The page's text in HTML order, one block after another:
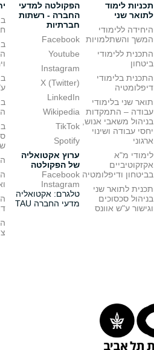
תכניות לימוד
לתואר שני
היחידה ללימודי
המשך והשתלמויות
התכנית ללימודי
ביטחון
התכנית בלימודי
דיפלומטיה
תואר שני בלימודי
עבודה – התמקדות
בניהול משאבי אנוש,
יחסי עבודה ושינוי
ארגוני
לימודי מ"א
אקזקוטיביים
בביטחון ודיפלומטיה
תכנית לתואר שני
בניהול סכסוכים
וגישור ע"ש אוונס
הפקולטה למדעי
החברה - רשתות
חברתיות
Facebook
Youtube
Instagram
X (Twitter)
LinkedIn
Wikipedia
TikTok
Spotify
ערוץ אקטואליה
של הפקולטה
Facebook
Instagram
טלגרם: אקטואליה
מדעי החברה TAU